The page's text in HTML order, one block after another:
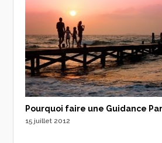
Pourquoi faire une Guidance
15 juillet 2012